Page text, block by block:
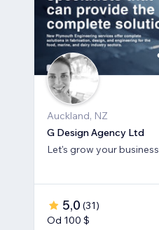
Auckland, NZ
G Design Agency Ltd
Let's grow your business
5,0 (31)
Od 100 $